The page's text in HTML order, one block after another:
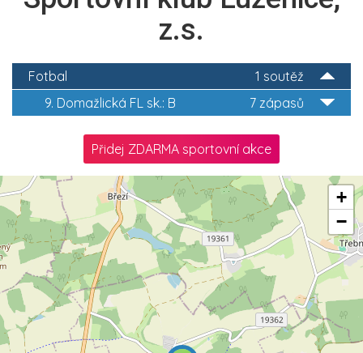
z.s.
1 soutěž
Fotbal
7 zápasů
9. Domažlická FL sk.: B
Přidej ZDARMA sportovní akce
+
−